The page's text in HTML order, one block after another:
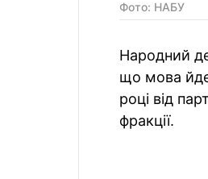
Фото: НАБУ
Народний
що мова
році від
фракції.